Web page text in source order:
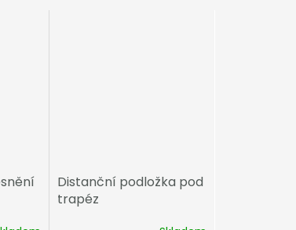
Distanční podložka pod
trapéz